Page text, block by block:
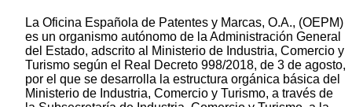
La Oficina Española de Patentes y Marcas, O.A., (OEPM)
es un organismo autónomo de la Administración General
del Estado, adscrito al Ministerio de Industria, Comercio y
Turismo según el Real Decreto 998/2018, de 3 de agosto,
por el que se desarrolla la estructura orgánica básica del
Ministerio de Industria, Comercio y Turismo, a través de